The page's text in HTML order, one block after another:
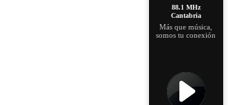
88.1 MHz
Cantabria
Más que música,
somos tu conexión